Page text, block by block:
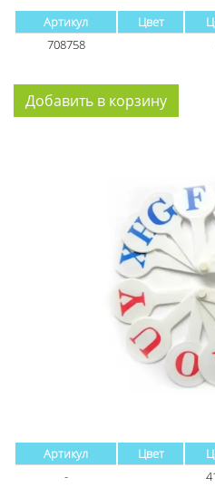
Артикул Цвет
708758
Артикул Цвет
-